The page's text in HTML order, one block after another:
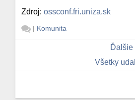
Zdroj:ossconf.fri.uniza.sk
| Komunita
Ďalšie
Všetky